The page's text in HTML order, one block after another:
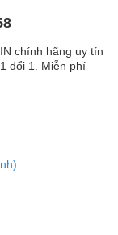
chính hãng uy tín
đổi 1. Miễn phí